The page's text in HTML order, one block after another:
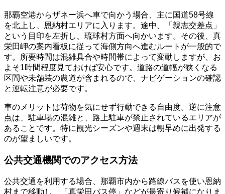
那覇空港からザネー浜へ車で向かう場合、主に国道58号線
を北上し、恩納村エリアに入ります。途中、「親志交差点」
という目印を左折し、琉球村方面へ向かいます。その後、真
栄田岬の案内看板に従って海側方向へ進むルートが一般的で
す。所要時間は混雑具合や時間帯によって変動しますが、お
よそ1時間程度見ておけば安心です。道路の道幅が狭くなる
区間や未舗装の農道が含まれるので、ナビゲーションの確認
と運転注意が必要です。
車のメリットは荷物を気にせず行動できる自由度。逆に注意
点は、駐車場の混雑と、路上駐車が禁止されているエリアが
あることです。特に観光シーズンや週末は朝早めに出発する
のが望ましいです。
公共交通機関でのアクセス方法
公共交通を利用する場合、那覇市内から路線バスを使い恩納
村まで移動し、「真栄田バス停」などが最寄り候補になりま